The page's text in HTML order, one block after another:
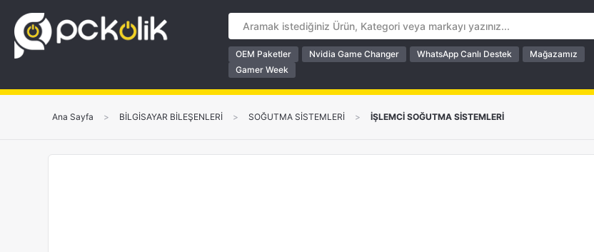
OEM Paketler Nvidia Game Changer WhatsApp Canlı Destek
Mağazamız
Gamer Week
Ana Sayfa > BİLGİSAYAR BİLEŞENLERİ > SOĞUTMA SİSTEMLERİ > İŞLEMCİ SOĞUTMA SİSTEMLERİ